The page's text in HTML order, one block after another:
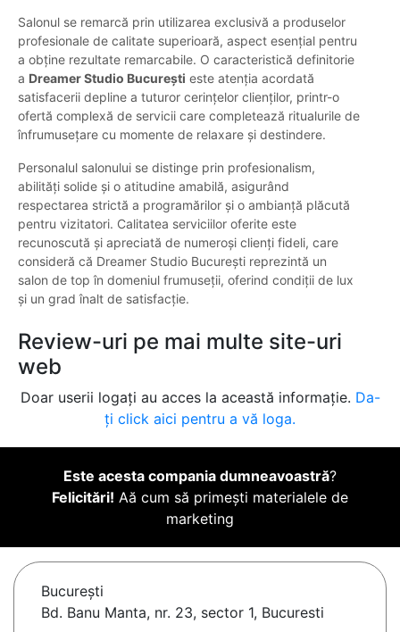
Salonul se remarcă prin utilizarea exclusivă a produselor
profesionale de calitate superioară, aspect esențial pentru
a obține rezultate remarcabile. O caracteristică definitorie
a Dreamer Studio București este atenția acordată
satisfacerii depline a tuturor cerințelor clienților, printr-o
ofertă complexă de servicii care completează ritualurile de
înfrumusețare cu momente de relaxare și destindere.
Personalul salonului se distinge prin profesionalism,
abilități solide și o atitudine amabilă, asigurând
respectarea strictă a programărilor și o ambianță plăcută
pentru vizitatori. Calitatea serviciilor oferite este
recunoscută și apreciată de numeroși clienți fideli, care
consideră că Dreamer Studio București reprezintă un
salon de top în domeniul frumuseții, oferind condiții de lux
și un grad înalt de satisfacție.
Review-uri pe mai multe site-uri
web
Doar userii logați au acces la această informație. Da-
ți click aici pentru a vă loga.
Este acesta compania dumneavoastră?
Felicitări! Aă cum să primești materialele de
marketing
Bucureşti
Bd. Banu Manta, nr. 23, sector 1, Bucuresti